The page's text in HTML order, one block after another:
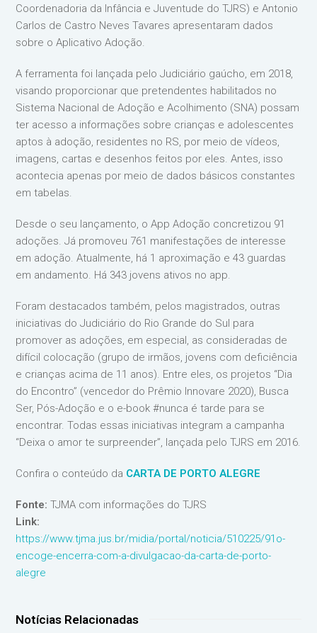
Coordenadoria da Infância e Juventude do TJRS) e Antonio
Carlos de Castro Neves Tavares apresentaram dados
sobre o Aplicativo Adoção.
A ferramenta foi lançada pelo Judiciário gaúcho, em 2018,
visando proporcionar que pretendentes habilitados no
Sistema Nacional de Adoção e Acolhimento (SNA) possam
ter acesso a informações sobre crianças e adolescentes
aptos à adoção, residentes no RS, por meio de vídeos,
imagens, cartas e desenhos feitos por eles. Antes, isso
acontecia apenas por meio de dados básicos constantes
em tabelas.
Desde o seu lançamento, o App Adoção concretizou 91
adoções. Já promoveu 761 manifestações de interesse
em adoção. Atualmente, há 1 aproximação e 43 guardas
em andamento. Há 343 jovens ativos no app.
Foram destacados também, pelos magistrados, outras
iniciativas do Judiciário do Rio Grande do Sul para
promover as adoções, em especial, as consideradas de
difícil colocação (grupo de irmãos, jovens com deficiência
e crianças acima de 11 anos). Entre eles, os projetos “Dia
do Encontro” (vencedor do Prêmio Innovare 2020), Busca
Ser, Pós-Adoção e o e-book #nunca é tarde para se
encontrar. Todas essas iniciativas integram a campanha
“Deixa o amor te surpreender”, lançada pelo TJRS em 2016.
Confira o conteúdo da CARTA DE PORTO ALEGRE
Fonte:TJMA com informações do TJRS
Link:
https://www.tjma.jus.br/midia/portal/noticia/510225/91o-
encoge-encerra-com-a-divulgacao-da-carta-de-porto-
alegre
Notícias Relacionadas